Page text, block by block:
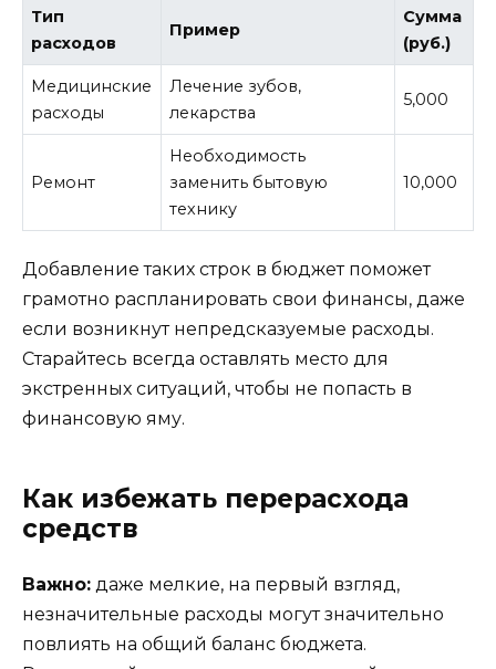
Тип
расходов
Пример
Сумма
(руб.)
Медицинские
расходы
Лечение зубов,
лекарства
5,000
Ремонт
Необходимость
заменить бытовую
технику
10,000
Добавление таких строк в бюджет поможет
грамотно распланировать свои финансы, даже
если возникнут непредсказуемые расходы.
Старайтесь всегда оставлять место для
экстренных ситуаций, чтобы не попасть в
финансовую яму.
Как избежать перерасхода
средств
Важно: даже мелкие, на первый взгляд,
незначительные расходы могут значительно
повлиять на общий баланс бюджета.